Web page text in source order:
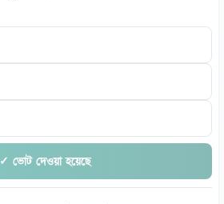
✓ ভোট দেওয়া হয়েছে